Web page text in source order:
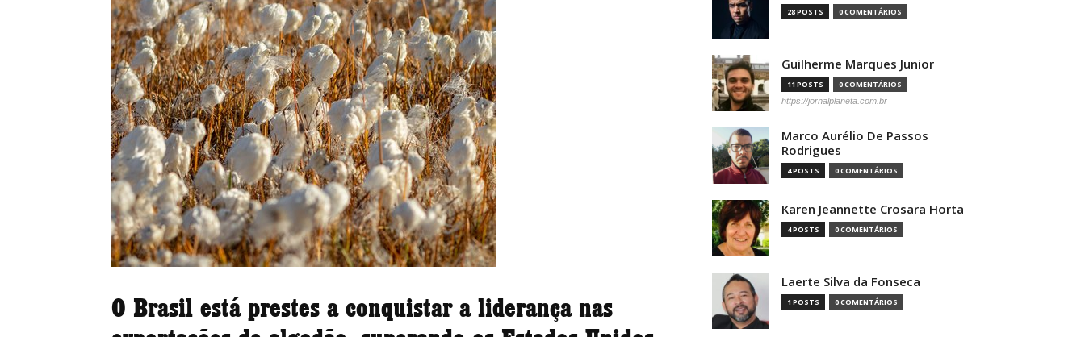
O Brasil está prestes a conquistar a liderança nas
28 POSTS 0 COMENTÁRIOS
Guilherme Marques Junior
11 POSTS 0 COMENTÁRIOS
https://jornalplaneta.com.br
Marco Aurélio De Passos
Rodrigues
4 POSTS 0 COMENTÁRIOS
Karen Jeannette Crosara Horta
4 POSTS 0 COMENTÁRIOS
Laerte Silva da Fonseca
1 POSTS 0 COMENTÁRIOS